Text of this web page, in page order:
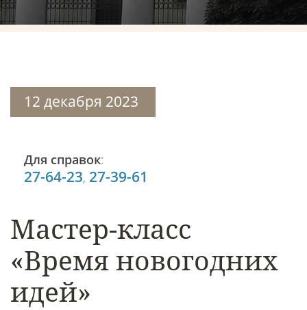
Мастер-класс
«Время новогодних
идей»
12 декабря 2023
Для справок:
27-64-23, 27-39-61